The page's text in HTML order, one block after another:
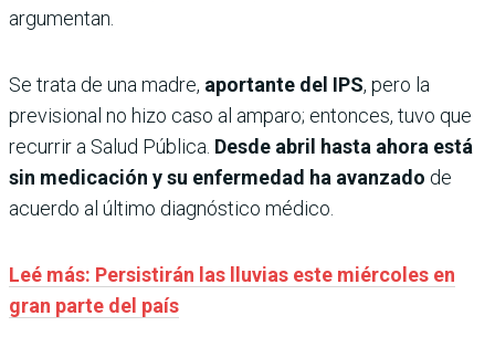
argumentan.
Se trata de una madre, aportante del IPS, pero la
previsional no hizo caso al amparo; entonces, tuvo que
recurrir a Salud Pública. Desde abril hasta ahora está
sin medicación y su enfermedad ha avanzado de
acuerdo al último diagnóstico médico.
Leé más: Persistirán las lluvias este miércoles en
gran parte del país